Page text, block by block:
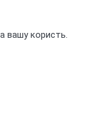
вашу користь.